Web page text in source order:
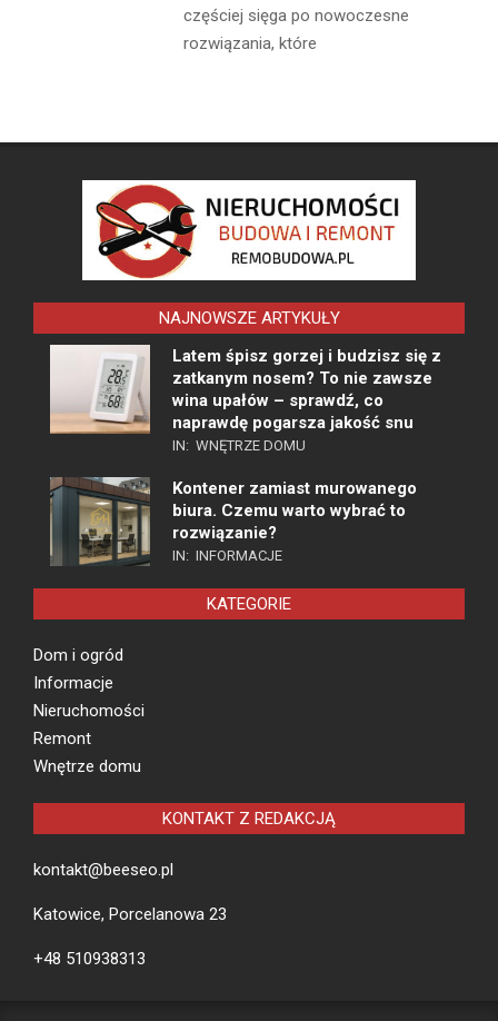
częściej sięga po nowoczesne
rozwiązania, które
NAJNOWSZE ARTYKUŁY
Latem śpisz gorzej i budzisz się z
zatkanym nosem? To nie zawsze
wina upałów – sprawdź, co
naprawdę pogarsza jakość snu
IN: WNĘTRZE DOMU
Kontener zamiast murowanego
biura. Czemu warto wybrać to
rozwiązanie?
IN: INFORMACJE
KATEGORIE
Dom i ogród
Informacje
Nieruchomości
Remont
Wnętrze domu
KONTAKT Z REDAKCJĄ
kontakt@beeseo.pl
Katowice, Porcelanowa 23
+48 510938313